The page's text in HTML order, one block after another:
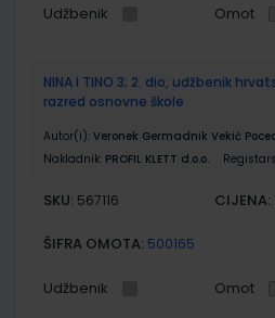
Udžbenik Omot
NINA I TINO 3; 2. dio, udžbenik
razred osnovne škole
Autor(i): Veronek Germadnik Vekić
Nakladnik: PROFIL KLETT d.o.o.
SKU: 567116 CIJENA:
ŠIFRA OMOTA: 500165
Udžbenik Omot